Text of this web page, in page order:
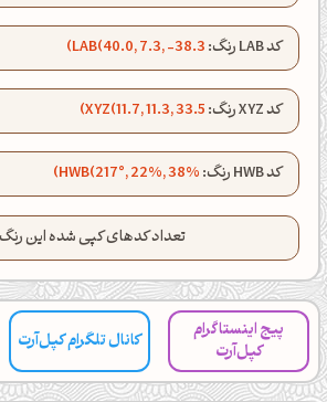
کد LAB رنگ: LAB(40.0, 7.3, -38.3)
کد XYZ رنگ: XYZ(11.7, 11.3, 33.5)
کد HWB رنگ: HWB(217°, 22%, 38%)
تعداد کدهای کپی شده این
پیج اینستاگرام
کپل‌آرت
کانال تلگرام کپل‌آرت
صبحت بخیر❤️
کپل‌آرت رو دنبال
کانال تلگرام
کانال ایــتا
اَپ اندروید